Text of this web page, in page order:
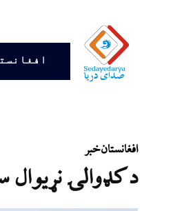
افغانستانخبر
د کډوالۍ نړیوال